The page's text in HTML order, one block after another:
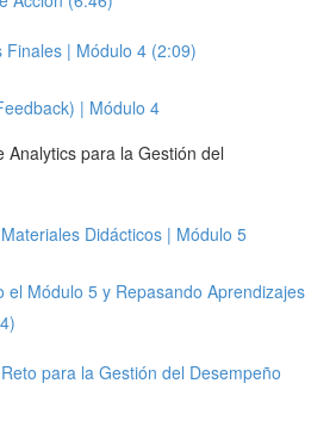
Finales | Módulo 4 (2:09)
| Módulo 4
Analytics para la Gestión del
Didácticos | Módulo 5
el Módulo 5 y Repasando Aprendizajes
para la Gestión del Desempeño